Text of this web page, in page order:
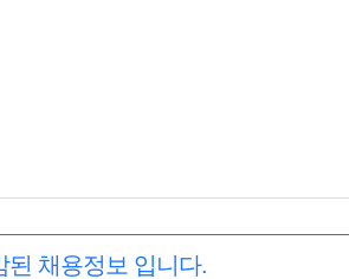
된 채용정보 입니다.